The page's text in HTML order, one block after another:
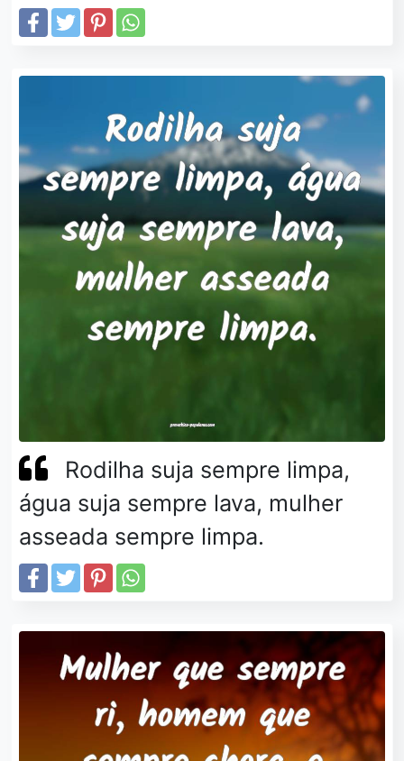
Rodilha suja sempre limpa,
água suja sempre lava, mulher
asseada sempre limpa.